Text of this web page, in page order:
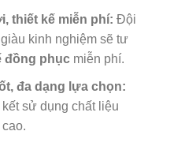
thiết kế miễn phí: Đội
kinh nghiệm sẽ tư
đồng phụcmiễn phí.
đa dạng lựa chọn:
sử dụng chất liệu